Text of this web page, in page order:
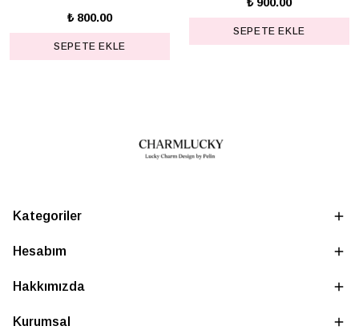
₺ 800.00
SEPETE EKLE
SEPETE EKLE
Kategoriler
Hesabım
Hakkımızda
Kurumsal